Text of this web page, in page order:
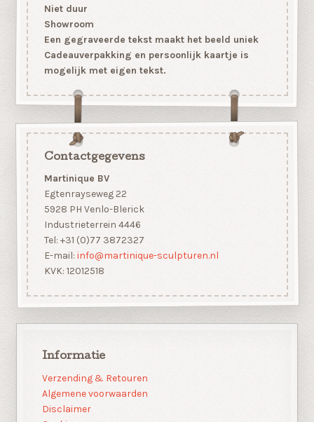
Niet duur
Showroom
Een gegraveerde tekst maakt het beeld uniek
Cadeauverpakking en persoonlijk kaartje is
mogelijk met eigen tekst.
Contactgegevens
Martinique BV
Egtenrayseweg 22
5928 PH Venlo-Blerick
Industrieterrein 4446
Tel: +31 (0)77 3872327
E-mail: info@martinique-sculpturen.nl
KVK: 12012518
Informatie
Verzending & Retouren
Algemene voorwaarden
Disclaimer